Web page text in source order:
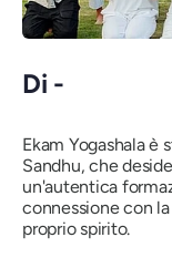
Di -
Ekam Yogashala è
Sandhu, che
un'autentica
connessione con
proprio spirito.